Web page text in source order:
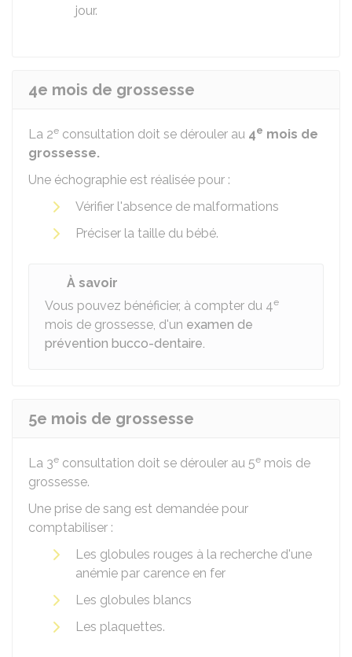
jour.
4e mois de grossesse
La 2e consultation doit se dérouler au 4e mois de
grossesse.
Une échographie est réalisée pour :
Vérifier l'absence de malformations
Préciser la taille du bébé.
À savoir
Vous pouvez bénéficier, à compter du 4e
mois de grossesse, d'un examen de
prévention bucco-dentaire.
5e mois de grossesse
La 3e consultation doit se dérouler au 5e mois de
grossesse.
Une prise de sang est demandée pour
comptabiliser :
Les globules rouges à la recherche d'une
anémie par carence en fer
Les globules blancs
Les plaquettes.